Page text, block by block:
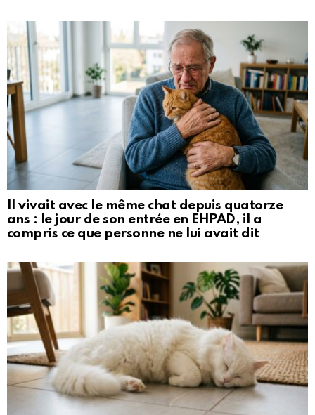
Il vivait avec le même chat depuis quatorze
ans : le jour de son entrée en EHPAD, il a
compris ce que personne ne lui avait dit